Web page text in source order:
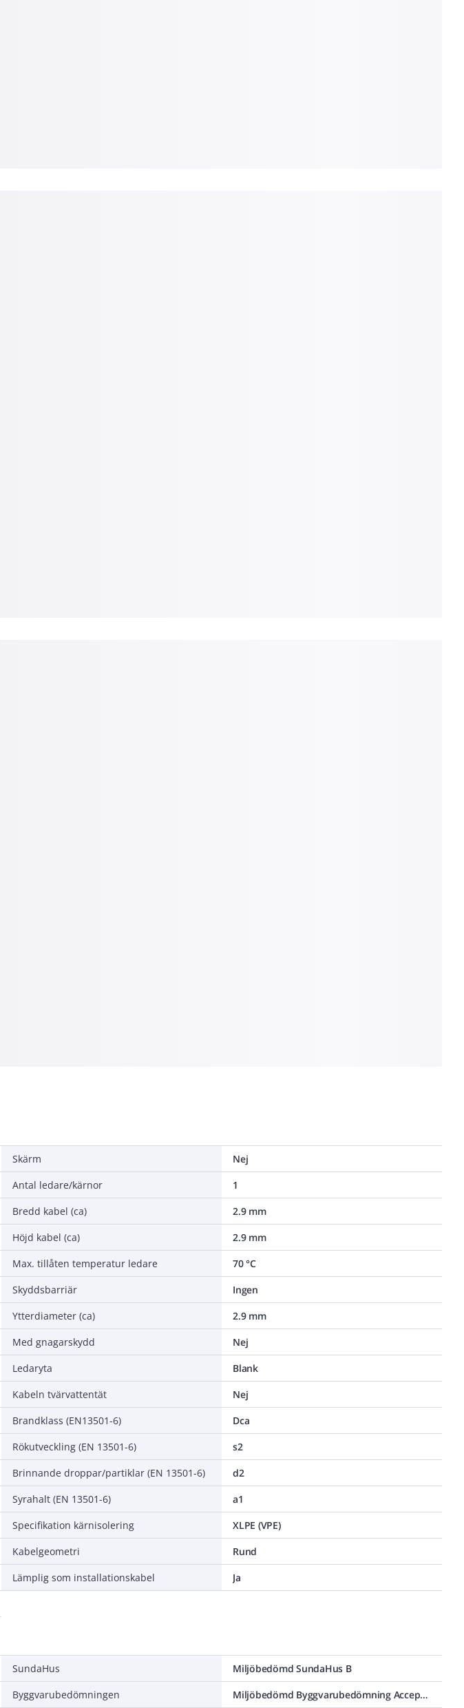
Skärm
Nej
Antal ledare/kärnor
1
Bredd kabel (ca)
2.9 mm
Höjd kabel (ca)
2.9 mm
Max. tillåten temperatur ledare
70 °C
Skyddsbarriär
Ingen
Ytterdiameter (ca)
2.9 mm
Med gnagarskydd
Nej
Ledaryta
Blank
Kabeln tvärvattentät
Nej
Brandklass (EN13501-6)
Dca
Rökutveckling (EN 13501-6)
s2
Brinnande droppar/partiklar (EN 13501-6)
d2
Syrahalt (EN 13501-6)
a1
Specifikation kärnisolering
XLPE (VPE)
Kabelgeometri
Rund
Lämplig som installationskabel
Ja
SundaHus
Miljöbedömd SundaHus B
Byggvarubedömningen
Miljöbedömd Byggvarubedömning Accepteras